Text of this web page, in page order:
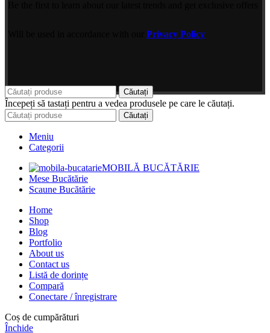
Privacy Policy
Căutați
Începeți să tastați pentru a vedea produsele pe care le căutați.
Căutați
Meniu
Categorii
MOBILĂ BUCĂTĂRIE
Mese Bucătărie
Scaune Bucătărie
Home
Shop
Blog
Portfolio
About us
Contact us
Listă de dorințe
Compară
Conectare / înregistrare
Coș de cumpărături
Închide